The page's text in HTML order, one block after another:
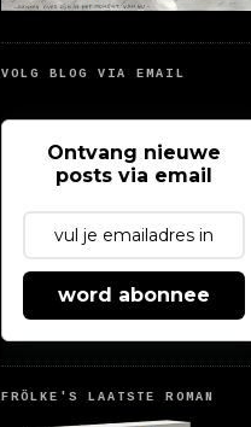
VOLG BLOG VIA EMAIL
Ontvang nieuwe
posts via email
word abonnee
FRÖLKE'S LAATSTE ROMAN